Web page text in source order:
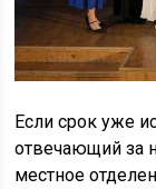
Если срок уже
отвечающий за
местное